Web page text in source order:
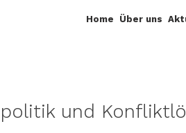
Home Über uns
und